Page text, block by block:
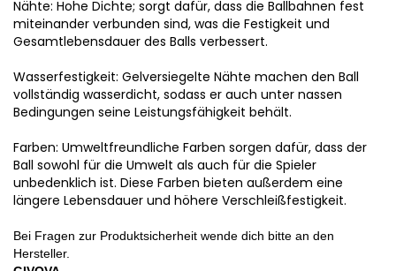
Nähte: Hohe Dichte; sorgt dafür, dass die Ballbahnen fest
miteinander verbunden sind, was die Festigkeit und
Gesamtlebensdauer des Balls verbessert.
Wasserfestigkeit: Gelversiegelte Nähte machen den Ball
vollständig wasserdicht, sodass er auch unter nassen
Bedingungen seine Leistungsfähigkeit behält.
Farben: Umweltfreundliche Farben sorgen dafür, dass der
Ball sowohl für die Umwelt als auch für die Spieler
unbedenklich ist. Diese Farben bieten außerdem eine
längere Lebensdauer und höhere Verschleißfestigkeit.
Bei Fragen zur Produktsicherheit wende dich bitte an den
Hersteller.